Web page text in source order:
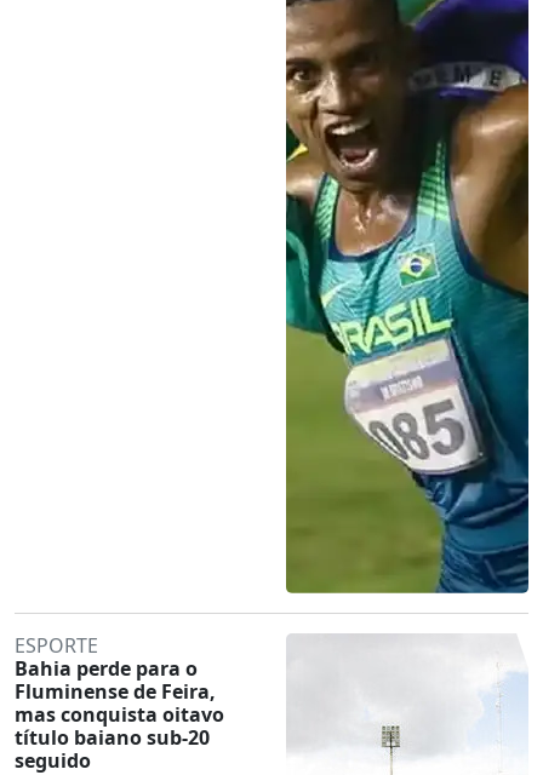
ESPORTE
Bahia perde para o
Fluminense de Feira,
mas conquista oitavo
título baiano sub-20
seguido